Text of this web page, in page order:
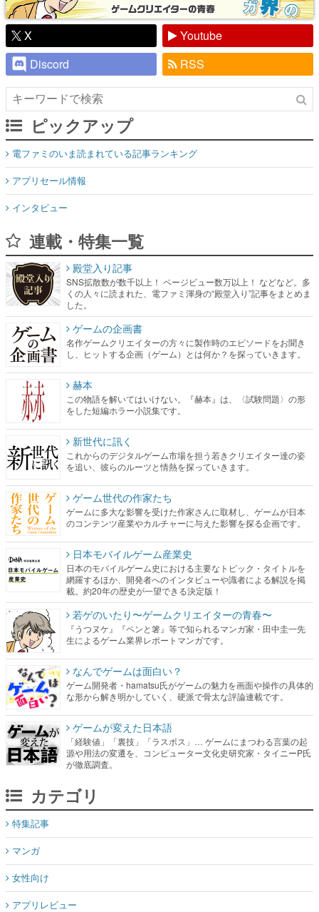
X
Youtube
Discord
RSS
ピックアップ
電ファミのいま読まれている記事ランキング
アプリセール情報
インタビュー
連載・特集一覧
殿堂入り記事
SNS拡散数が数千以上！ ページビュー数万以上！ などなど。多
くの人々に読まれた、電ファミ渾身の“殿堂入り”記事をまとめま
した。
ゲームの企画書
名作ゲームクリエイターの方々に製作時のエピソードをお聞き
し、ヒットする企画（ゲーム）とは何か？を探っていきます。
赫本
この物語を解いてはいけない。『赫本』は、〈試験問題〉の形
をした短編ホラー小説集です。
新世代に訊く
これからのデジタルゲーム市場を担う若きクリエイター達の姿
を追い、彼らのルーツと情熱を探っていきます。
ゲーム世代の作家たち
ゲームに多大な影響を受けた作家さんに取材し、ゲームが日本
のコンテンツ産業やカルチャーに与えた影響を探る企画です。
日本モバイルゲーム産業史
日本のモバイルゲーム史における主要なトピック・タイトルを
網羅するほか、開発者へのインタビューや識者による解説を掲
載。約20年の歴史が一望できる決定版！
若ゲのいたり〜ゲームクリエイターの青春〜
『うつヌケ』『ペンと箸』等で知られるマンガ家・田中圭一先
生によるゲーム業界レポートマンガです。
なんでゲームは面白い？
ゲーム開発者・hamatsu氏がゲームの魅力を画面や操作の具体的
な形から解き明かしていく、硬派で骨太な評論連載です。
ゲームが変えた日本語
「経験値」「裏技」「ラスボス」… ゲームにまつわる言葉の起
源や用法の変遷を、コンピューター文化史研究家・タイニーP氏
が徹底調査。
カテゴリ
特集記事
マンガ
女性向け
アプリレビュー